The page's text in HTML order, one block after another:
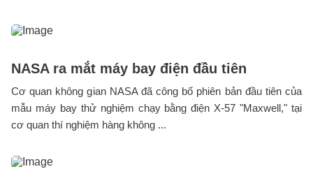
NASA ra mắt máy bay điện đầu tiên
Cơ quan không gian NASA đã công bố phiên bản đầu tiên của
mẫu máy bay thử nghiệm chạy bằng điện X-57 "Maxwell," tại
cơ quan thí nghiệm hàng không ...